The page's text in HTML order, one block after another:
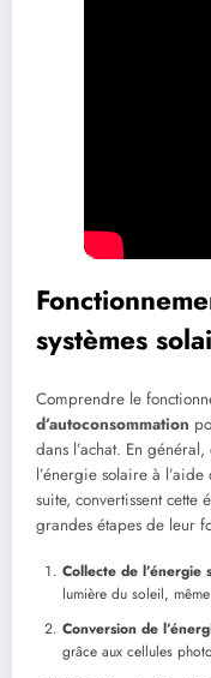
systèmes
Comprendre le
d’autoconsommation
dans l’achat. En
l’énergie solaire à
suite, convertissent
grandes étapes de leur
Collecte de l’énergie
lumière du soleil,
Conversion de
grâce aux cellules